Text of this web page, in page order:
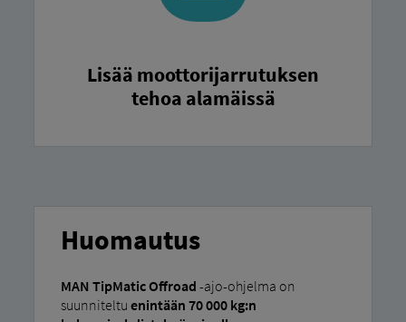
Lisää moottorijarrutuksen
tehoa alamäissä
Huomautus
MAN TipMatic Offroad -ajo-ohjelma on
suunniteltu enintään 70 000 kg:n